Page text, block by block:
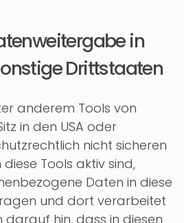
in
Drittstaaten
anderem Tools von
in den USA oder
nicht sicheren
Tools aktiv sind,
Daten in diese
und dort verarbeitet
darauf hin, dass in diesen